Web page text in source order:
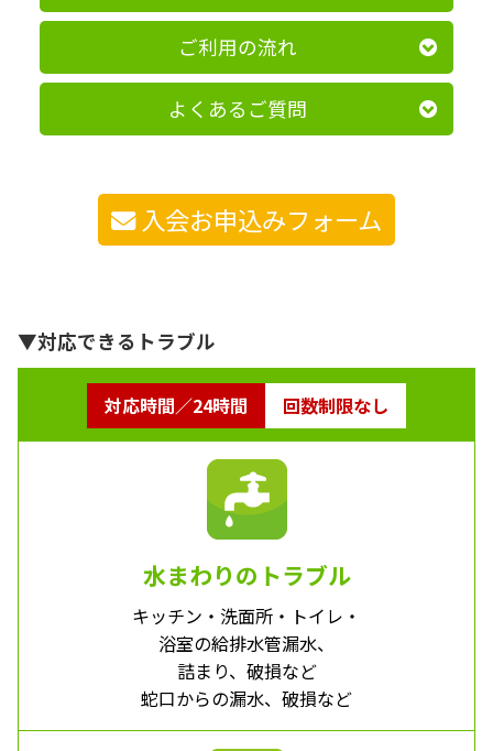
ご利用の流れ
よくあるご質問
入会お申込みフォーム
▼対応できるトラブル
対応時間／24時間 回数制限なし
水まわりのトラブル
キッチン・洗面所・トイレ・
浴室の給排水管漏水、
詰まり、破損など
蛇口からの漏水、破損など